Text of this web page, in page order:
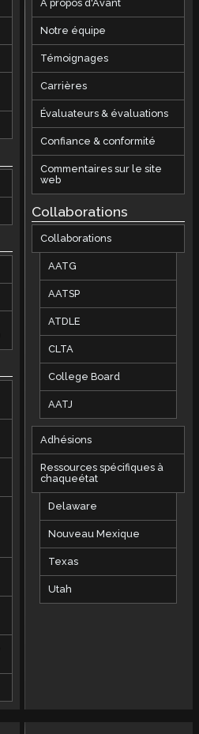
À propos d'Avant
Notre équipe
Témoignages
Carrières
Évaluateurs & évaluations
Confiance & conformité
Commentaires sur le site
web
Collaborations
Collaborations
AATG
AATSP
ATDLE
CLTA
College Board
AATJ
Adhésions
Ressources spécifiques à
chaqueétat
Delaware
Nouveau Mexique
Texas
Utah